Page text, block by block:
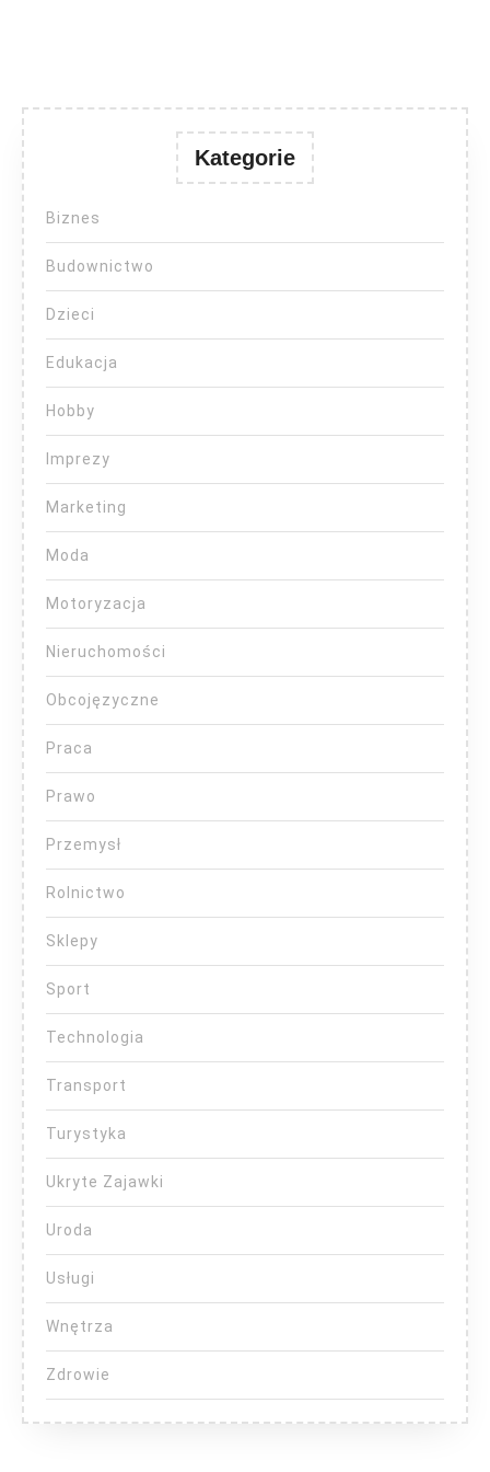
Kategorie
Biznes
Budownictwo
Dzieci
Edukacja
Hobby
Imprezy
Marketing
Moda
Motoryzacja
Nieruchomości
Obcojęzyczne
Praca
Prawo
Przemysł
Rolnictwo
Sklepy
Sport
Technologia
Transport
Turystyka
Ukryte Zajawki
Uroda
Usługi
Wnętrza
Zdrowie